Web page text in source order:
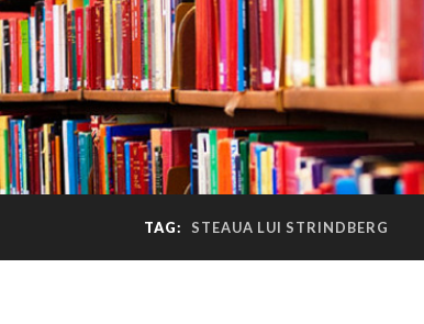
TAG: STEAUA LUI STRINDBERG